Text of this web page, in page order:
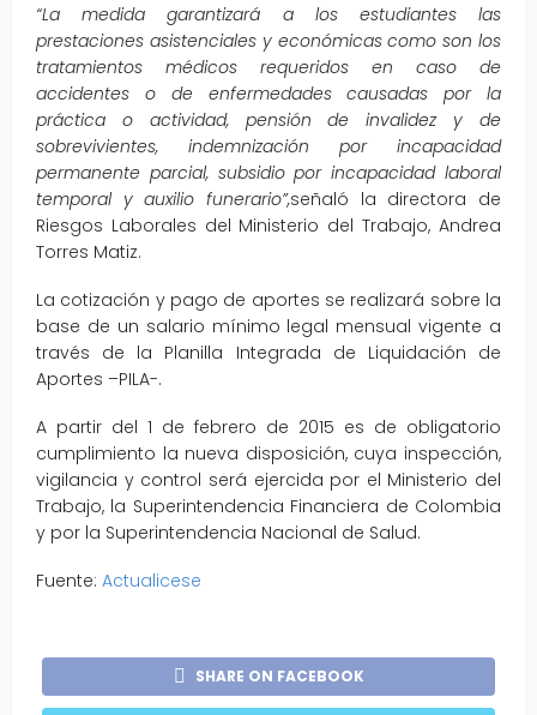
“La medida garantizará a los estudiantes las
prestaciones asistenciales y económicas como son los
tratamientos médicos requeridos en caso de
accidentes o de enfermedades causadas por la
práctica o actividad, pensión de invalidez y de
sobrevivientes, indemnización por incapacidad
permanente parcial, subsidio por incapacidad laboral
temporal y auxilio funerario”,señaló la directora de
Riesgos Laborales del Ministerio del Trabajo, Andrea
Torres Matiz.
La cotización y pago de aportes se realizará sobre la
base de un salario mínimo legal mensual vigente a
través de la Planilla Integrada de Liquidación de
Aportes –PILA-.
A partir del 1 de febrero de 2015 es de obligatorio
cumplimiento la nueva disposición, cuya inspección,
vigilancia y control será ejercida por el Ministerio del
Trabajo, la Superintendencia Financiera de Colombia
y por la Superintendencia Nacional de Salud.
Fuente: Actualicese
SHARE ON FACEBOOK